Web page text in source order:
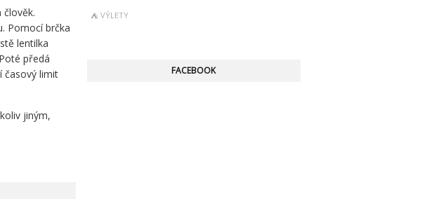
člověk.
Pomocí brčka
lentilka
předá
časový limit
jiným,
VÝLETY
FACEBOOK